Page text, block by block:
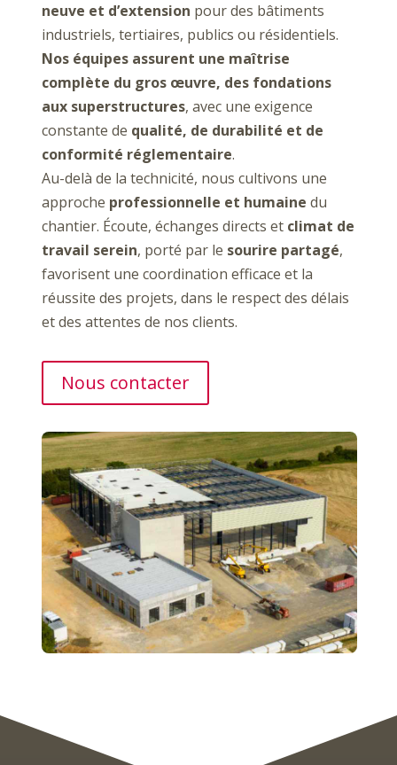
neuve et d’extension pour des bâtiments
industriels, tertiaires, publics ou résidentiels.
Nos équipes assurent une maîtrise
complète du gros œuvre, des fondations
aux superstructures, avec une exigence
constante de qualité, de durabilité et de
conformité réglementaire.
Au-delà de la technicité, nous cultivons une
approche professionnelle et humaine du
chantier. Écoute, échanges directs et climat de
travail serein, porté par le sourire partagé,
favorisent une coordination efficace et la
réussite des projets, dans le respect des délais
et des attentes de nos clients.
Nous contacter